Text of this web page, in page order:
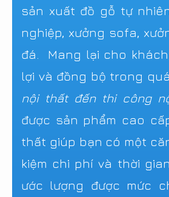
sản xuất đồ gỗ tự
nghiệp, xưởng sofa,
đá. Mang lại cho
lợi và đồng bộ trong
nội thất đến thi công
được sản phẩm cao
thất giúp bạn có một
kiệm chi phí và thời
ước lượng được mức